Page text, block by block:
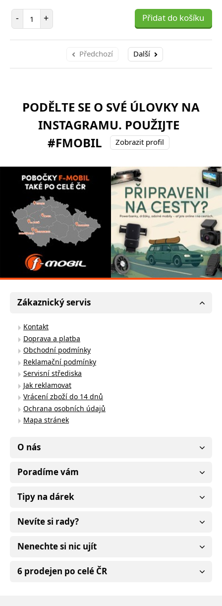
- Počet položek
+ Přidat do košíku
Předchozí Další
PODĚLTE SE O SVÉ ÚLOVKY NA
INSTAGRAMU. POUŽIJTE
#FMOBIL
Zobrazit profil
Zákaznický servis
Kontakt
Doprava a platba
Obchodní podmínky
Reklamační podmínky
Servisní střediska
Jak reklamovat
Vrácení zboží do 14 dnů
Ochrana osobních údajů
Mapa stránek
O nás
Poradíme vám
Tipy na dárek
Nevíte si rady?
Nenechte si nic ujít
6 prodejen po celé ČR